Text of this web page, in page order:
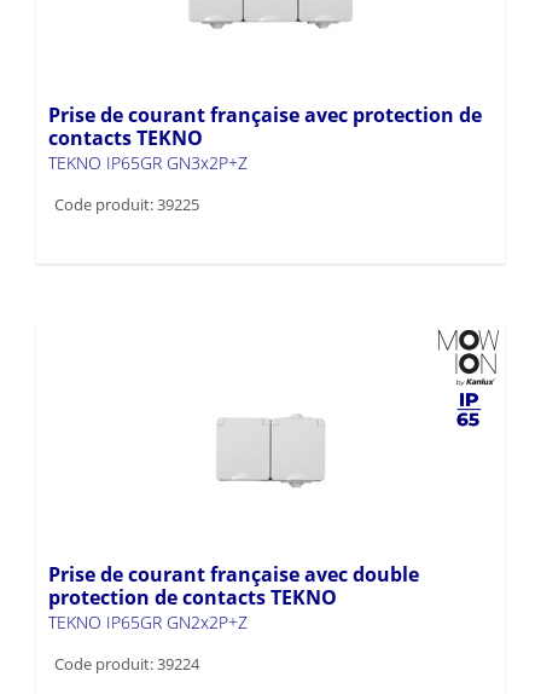
Prise de courant française avec protection de
contacts TEKNO
TEKNO IP65GR GN3x2P+Z
Code produit: 39225
Prise de courant française avec double
protection de contacts TEKNO
TEKNO IP65GR GN2x2P+Z
Code produit: 39224